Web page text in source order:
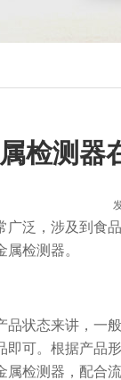
检测器
广泛，涉及到食
检测器。
状态来讲，一
即可。根据产品
属检测器，配合